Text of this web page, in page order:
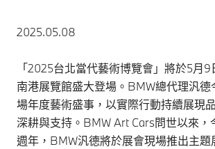
2025.05.08
「2025台北當代藝術博覽會」將於5月9
南港展覽館盛大登場。BMW總代理汎
場年度藝術盛事，以實際行動持續展現
深耕與支持。BMW Art Cars問世以來，
週年，BMW汎德將於展會現場推出主題